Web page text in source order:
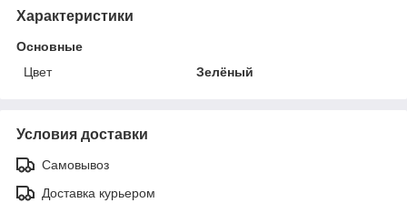
Характеристики
Основные
Цвет
Зелёный
Условия доставки
Самовывоз
Доставка курьером